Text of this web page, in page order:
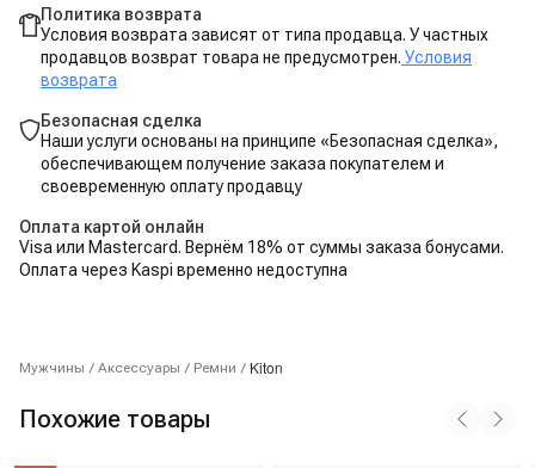
Политика возврата
Условия возврата зависят от типа продавца. У частных
продавцов возврат товара не предусмотрен. Условия
возврата
Безопасная сделка
Наши услуги основаны на принципе «Безопасная сделка»,
обеспечивающем получение заказа покупателем и
своевременную оплату продавцу
Оплата картой онлайн
Visa или Mastercard. Вернём 18% от суммы заказа бонусами.
Оплата через Kaspi временно недоступна
Мужчины / Аксессуары / Ремни / Kiton
Похожие товары